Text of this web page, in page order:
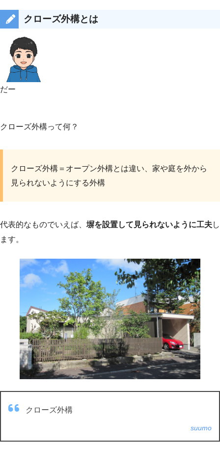
クローズ外構とは
だー
クローズ外構って何？
クローズ外構＝オープン外構とは違い、家や庭を外から
見られないようにする外構
代表的なものでいえば、 塀を設置して見られないように工夫し
ます。
クローズ外構
suumo